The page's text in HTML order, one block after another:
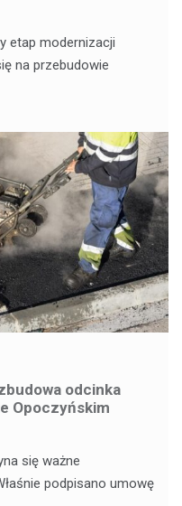
etap modernizacji
na przebudowie
odcinka
Opoczyńskim
się ważne
podpisano umowę